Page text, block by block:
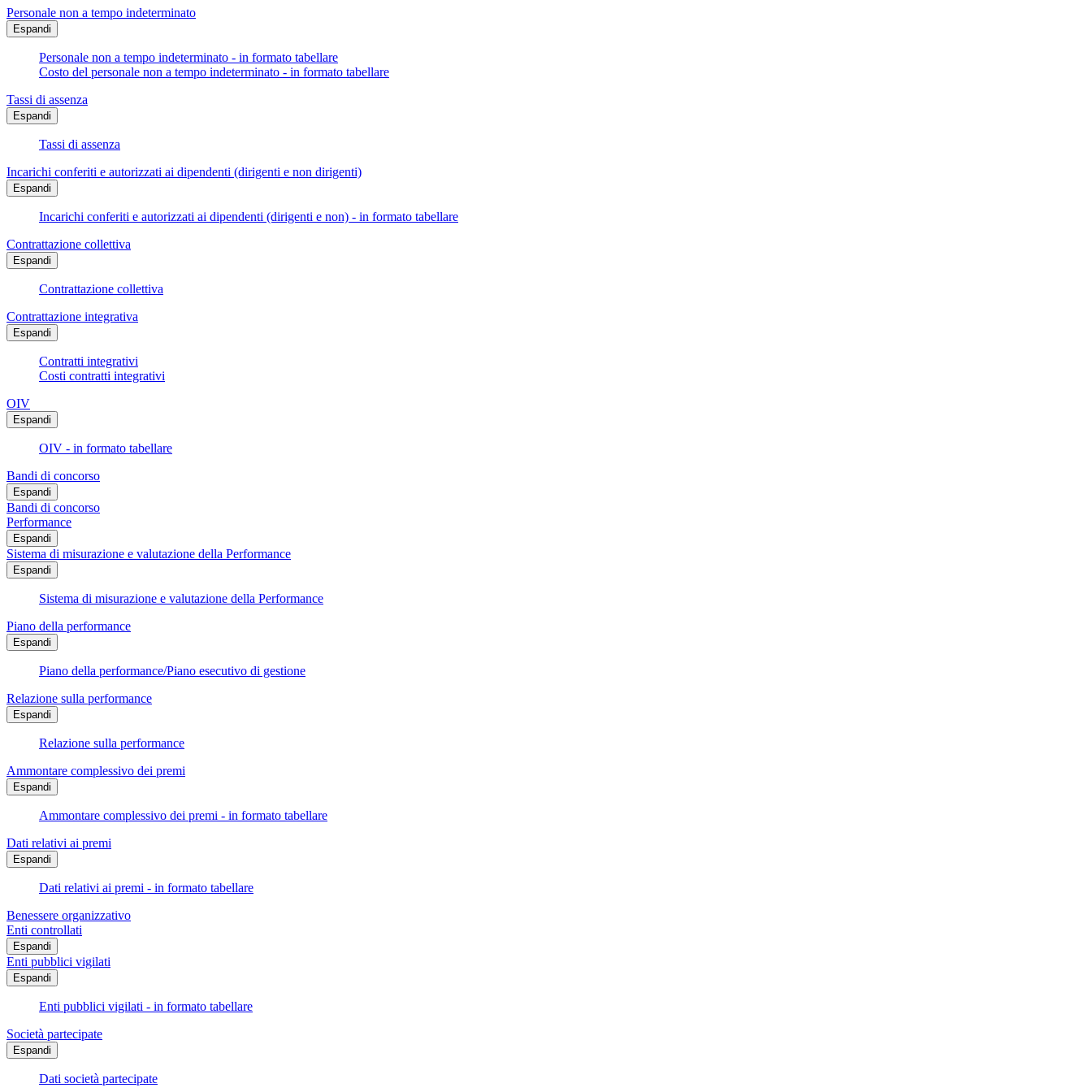
Personale non a tempo indeterminato
Espandi
Personale non a tempo indeterminato - in formato tabellare
Costo del personale non a tempo indeterminato - in formato tabellare
Tassi di assenza
Espandi
Tassi di assenza
Incarichi conferiti e autorizzati ai dipendenti (dirigenti e non dirigenti)
Espandi
Incarichi conferiti e autorizzati ai dipendenti (dirigenti e non) - in formato tabellare
Contrattazione collettiva
Espandi
Contrattazione collettiva
Contrattazione integrativa
Espandi
Contratti integrativi
Costi contratti integrativi
OIV
Espandi
OIV - in formato tabellare
Bandi di concorso
Espandi
Bandi di concorso
Performance
Espandi
Sistema di misurazione e valutazione della Performance
Espandi
Sistema di misurazione e valutazione della Performance
Piano della performance
Espandi
Piano della performance/Piano esecutivo di gestione
Relazione sulla performance
Espandi
Relazione sulla performance
Ammontare complessivo dei premi
Espandi
Ammontare complessivo dei premi - in formato tabellare
Dati relativi ai premi
Espandi
Dati relativi ai premi - in formato tabellare
Benessere organizzativo
Enti controllati
Espandi
Enti pubblici vigilati
Espandi
Enti pubblici vigilati - in formato tabellare
Società partecipate
Espandi
Dati società partecipate